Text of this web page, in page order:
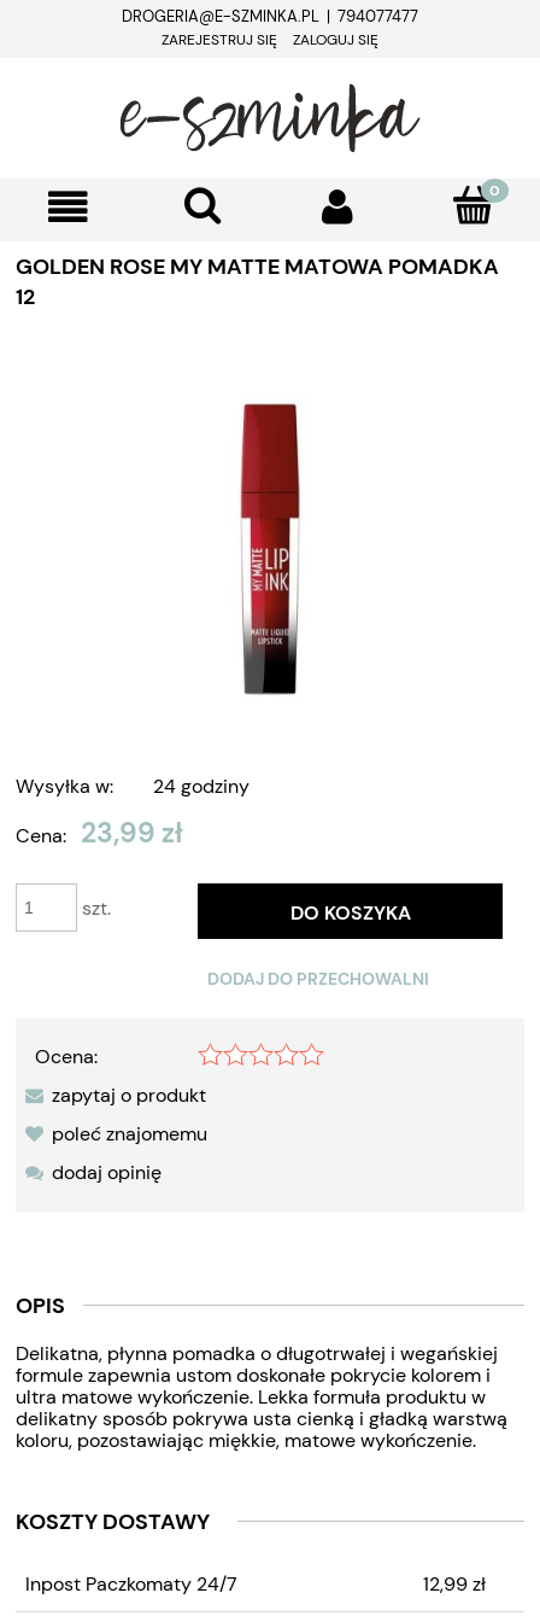
DROGERIA@E-SZMINKA.PL | 794077477
ZAREJESTRUJ SIĘ ZALOGUJ SIĘ
GOLDEN ROSE MY MATTE MATOWA POMADKA
12
Wysyłka w:
24 godziny
Cena:
23,99 zł
szt. DO KOSZYKA
DODAJ DO PRZECHOWALNI
Ocena:
zapytaj o produkt
poleć znajomemu
dodaj opinię
OPIS
Delikatna, płynna pomadka o długotrwałej i wegańskiej
formule zapewnia ustom doskonałe pokrycie kolorem i
ultra matowe wykończenie. Lekka formuła produktu w
delikatny sposób pokrywa usta cienką i gładką warstwą
koloru, pozostawiając miękkie, matowe wykończenie.
KOSZTY DOSTAWY
EWENTUALNYCH KOSZTÓW
Inpost Paczkomaty 24/7 12,99 zł